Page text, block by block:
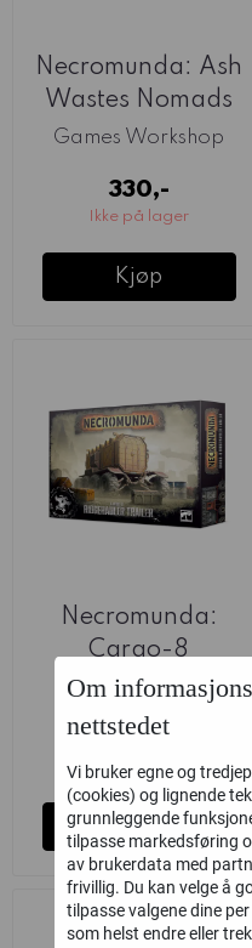
Necromunda: Ash
Wastes Nomads
Dustback Helamites
Games Workshop
330,-
Ikke på lager
Kjøp
Necromunda:
Cargo-8
Ridgehauler Trailer
Games Workshop
495,-
på lager
Kjøp
Om
nettstedet
Vi bruker egne og
(cookies) og lignende
grunnleggende
tilpasse markedsføring
av brukerdata med
frivillig. Du kan velge å
tilpasse valgene dine
som helst endre eller